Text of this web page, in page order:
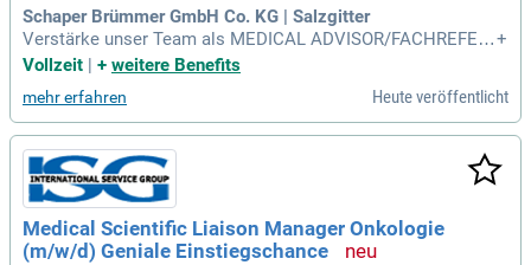
Schaper Brümmer GmbH Co. KG | Salzgitter
Verstärke unser Team als MEDICAL ADVISOR/FACHREFER
ENT (M/W/D) im Bereich medizinisches Marketing/Mikrobi
produziert seit über 100 Jahren hochwertige pflanzliche Arz
neimittel. Wir setzen auf Qualität und Wirksamkeit und besc
häftigen rund 150 Mitarbeiter in Salzgitter-Ringelheim. Als A
nsprechpartner für Fachkräfte und Endverbraucher beantwor
test du wissenschaftliche und produktspezifische Fragen. U
nsere offene und vertrauensvolle Unternehmenskultur förde
rt ein wertschöpfendes Miteinander. Werde Teil unserer fam
iliären Job Familie und gestalte die Zukunft mit uns!
+
Vollzeit
+ weitere Benefits
mehr erfahren Heute veröffentlicht
Medical Scientific Liaison Manager Onkologie
(m/w/d) Geniale Einstiegschance